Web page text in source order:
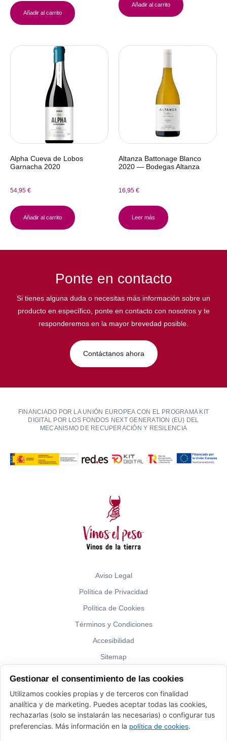
Añadir al carrito
Añadir al carrito
Alpha Cueva de Lobos
Garnacha 2020
54,95 €
Añadir al carrito
Altanza Battonage Blanco
2020 — Bodegas Altanza
16,95 €
Leer más
Ponte en contacto
Si tienes alguna duda o necesitas más información sobre un
producto en específico, ponte en contacto con nosotros y te
responderemos en la mayor brevedad posible.
Contáctanos ahora
FINANCIADO POR LA UNIÓN EUROPEA CON EL PROGRAMA KIT
DIGITAL POR LOS FONDOS NEXT GENERATION (EU) DEL
MECANISMO DE RECUPERACIÓN Y RESILENCIA
Aviso Legal
Política de Privacidad
Política de Cookies
Términos y Condiciones
Accesibilidad
Sitemap
Vinos El Peso: (+34) 941 226 120
elpeso@vinoyalgomas.com
Gestionar el consentimiento de las cookies
Utilizamos cookies propias y de terceros con finalidad
analítica y de marketing. Puedes aceptar todas las cookies,
rechazarlas (solo se instalarán las necesarias) o configurar tus
preferencias. Más información en la política de cookies.